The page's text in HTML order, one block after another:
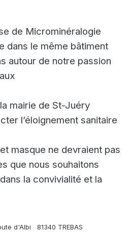
de Microminéralogie
dans le même bâtiment
autour de notre passion
mairie de St-Juéry
l’éloignement sanitaire
masque ne devraient pas
que nous souhaitons
la convivialité et la
d'Albi
81340 TREBAS